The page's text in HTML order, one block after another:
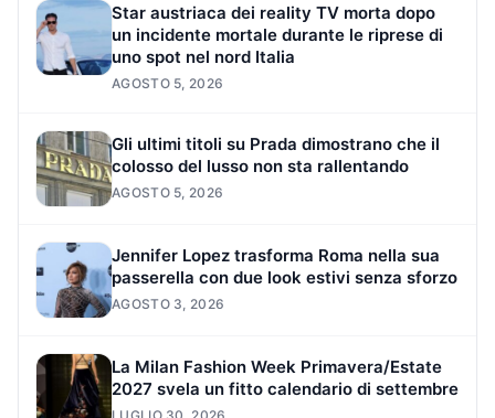
Star austriaca dei reality TV morta dopo
un incidente mortale durante le riprese di
uno spot nel nord Italia
AGOSTO 5, 2026
Gli ultimi titoli su Prada dimostrano che il
colosso del lusso non sta rallentando
AGOSTO 5, 2026
Jennifer Lopez trasforma Roma nella sua
passerella con due look estivi senza sforzo
AGOSTO 3, 2026
La Milan Fashion Week Primavera/Estate
2027 svela un fitto calendario di settembre